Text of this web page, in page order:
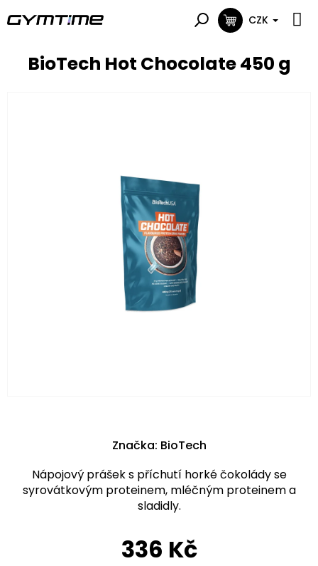
na
NÁKUPNÍ
CZK
BioTech Hot Chocolate 450 g
336 Kč
Nápojový prášek s příchutí horké čokolády se
syrovátkovým proteinem, mléčným proteinem a
sladidly.
Značka: BioTech